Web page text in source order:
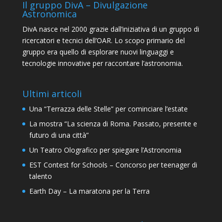
Il gruppo DivA – Divulgazione
Astronomica
DivA nasce nel 2000 grazie dall’iniziativa di un gruppo di
ricercatori e tecnici dell’OAR. Lo scopo primario del
gruppo era quello di esplorare nuovi linguaggi e
tecnologie innovative per raccontare l’astronomia.
Ultimi articoli
Una “Terrazza delle Stelle” per cominciare l’estate
La mostra “La scienza di Roma. Passato, presente e
futuro di una città”
Un Teatro Olografico per spiegare l’Astronomia
EST Contest for Schools – Concorso per teenager di
talento
Earth Day – La maratona per la Terra